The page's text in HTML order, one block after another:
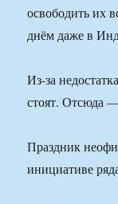
освободить их
днём даже в
Из-за
стоят. Отсюда
Праздник
инициативе